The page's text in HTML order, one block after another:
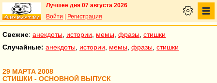
Лучшее дня 07 августа 2026
Войти
Регистрация
Свежие: анекдоты истории мемы фразы стишки
Случайные: анекдоты истории мемы фразы стишки
29 МАРТА 2008
СТИШКИ - ОСНОВНОЙ ВЫПУСК